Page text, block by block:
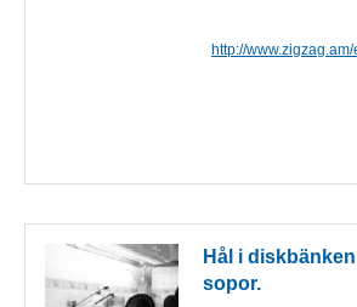
http://
Hål i
sopor.